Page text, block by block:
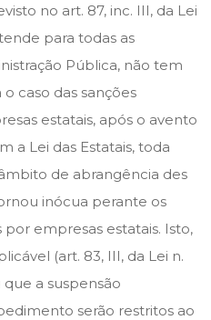
no art. 87, inc. III, da Lei
para todas as
Pública, não tem
caso das sanções
estatais, após o avento
a Lei das Estatais, toda
de abrangência des
inócua perante os
empresas estatais. Isto,
(art. 83, III, da Lei n.
que a suspensão
serão restritos ao